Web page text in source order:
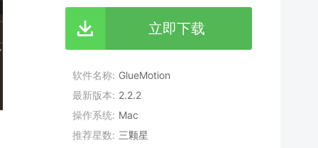
立即下载
软件名称
GlueMotion
最新版本
2.2.2
操作系统
Mac
推荐星数
三颗星